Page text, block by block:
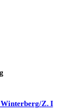
Winterberg/Z. I